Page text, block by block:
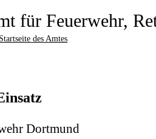
für Feuerwehr,
Startseite des Amtes
Dortmund